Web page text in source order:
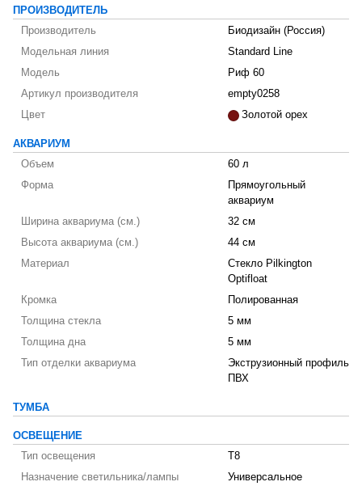
ПРОИЗВОДИТЕЛЬ
Производитель
Биодизайн (Россия)
Модельная линия
Standard Line
Модель
Риф 60
Артикул производителя
empty0258
Цвет
Золотой орех
АКВАРИУМ
Объем
60 л
Форма
Прямоугольный
аквариум
Ширина аквариума (см.)
32 см
Высота аквариума (см.)
44 см
Материал
Стекло Pilkington
Optifloat
Кромка
Полированная
Толщина стекла
5 мм
Толщина дна
5 мм
Тип отделки аквариума
Экструзионный профиль
ПВХ
ТУМБА
ОСВЕЩЕНИЕ
Тип освещения
T8
Назначение светильника/лампы
Универсальное